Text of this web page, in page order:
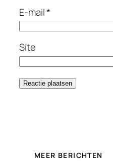
E-mail*
Site
MEER BERICHTEN